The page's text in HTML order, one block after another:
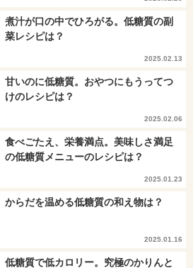
煮汁が口の中でひろがる。低糖質の副
菜レシピは？
2025.02.13
甘いのに低糖質。おやつにもうってつ
けのレシピは？
2025.02.06
食べごたえ、栄養満点。美味しさ満足
の低糖質メニューのレシピは？
2025.01.23
からだを温める低糖質の和え物は？
2025.01.16
低糖質で低カロリー。究極のかりんと